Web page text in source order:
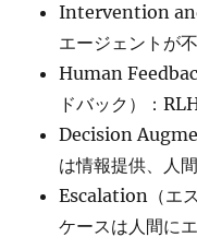
Intervention
エージェントが
Human
ドバック）：
Decision
は情報提供、人
Escalation（エ
ケースは人間に